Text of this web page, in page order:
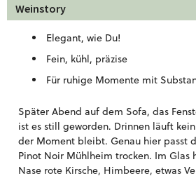
Weinstory
Elegant, wie Du!
Fein, kühl, präzise
Für ruhige Momente mit
Später Abend auf dem Sofa, das
ist es still geworden. Drinnen läuft
der Moment bleibt. Genau hier passt
Pinot Noir Mühlheim trocken. Im Glas
Nase rote Kirsche, Himbeere, etwas